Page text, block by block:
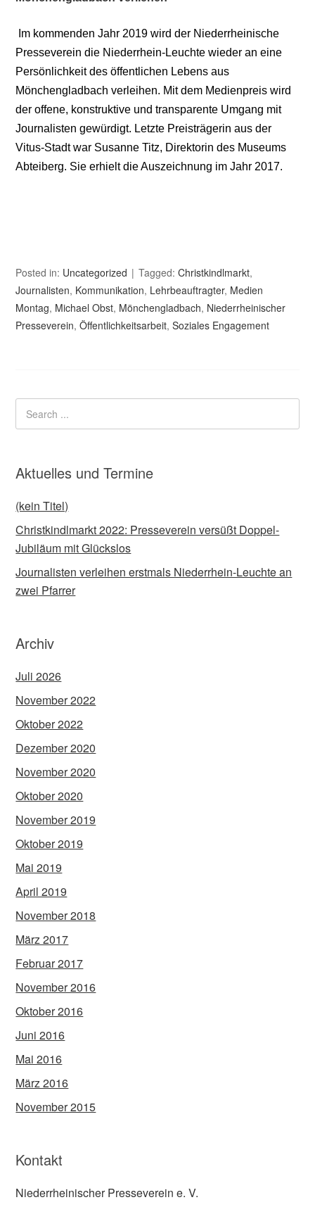
Im kommenden Jahr 2019 wird der Niederrheinische
Presseverein die Niederrhein-Leuchte wieder an eine
Persönlichkeit des öffentlichen Lebens aus
Mönchengladbach verleihen. Mit dem Medienpreis wird
der offene, konstruktive und transparente Umgang mit
Journalisten gewürdigt. Letzte Preisträgerin aus der
Vitus-Stadt war Susanne Titz, Direktorin des Museums
Abteiberg. Sie erhielt die Auszeichnung im Jahr 2017.
Posted in: Uncategorized Tagged:Christkindlmarkt,
Journalisten, Kommunikation, Lehrbeauftragter, Medien
Montag, Michael Obst, Mönchengladbach, Niederrheinischer
Presseverein,Öffentlichkeitsarbeit,Soziales Engagement
Aktuelles und Termine
(kein Titel)
Christkindlmarkt 2022: Presseverein versüßt Doppel-
Jubiläum mit Glückslos
Journalisten verleihen erstmals Niederrhein-Leuchte an
zwei Pfarrer
Archiv
Juli 2026
November 2022
Oktober 2022
Dezember 2020
November 2020
Oktober 2020
November 2019
Oktober 2019
Mai 2019
April 2019
November 2018
März 2017
Februar 2017
November 2016
Oktober 2016
Juni 2016
Mai 2016
März 2016
November 2015
Kontakt
Niederrheinischer Presseverein e. V.